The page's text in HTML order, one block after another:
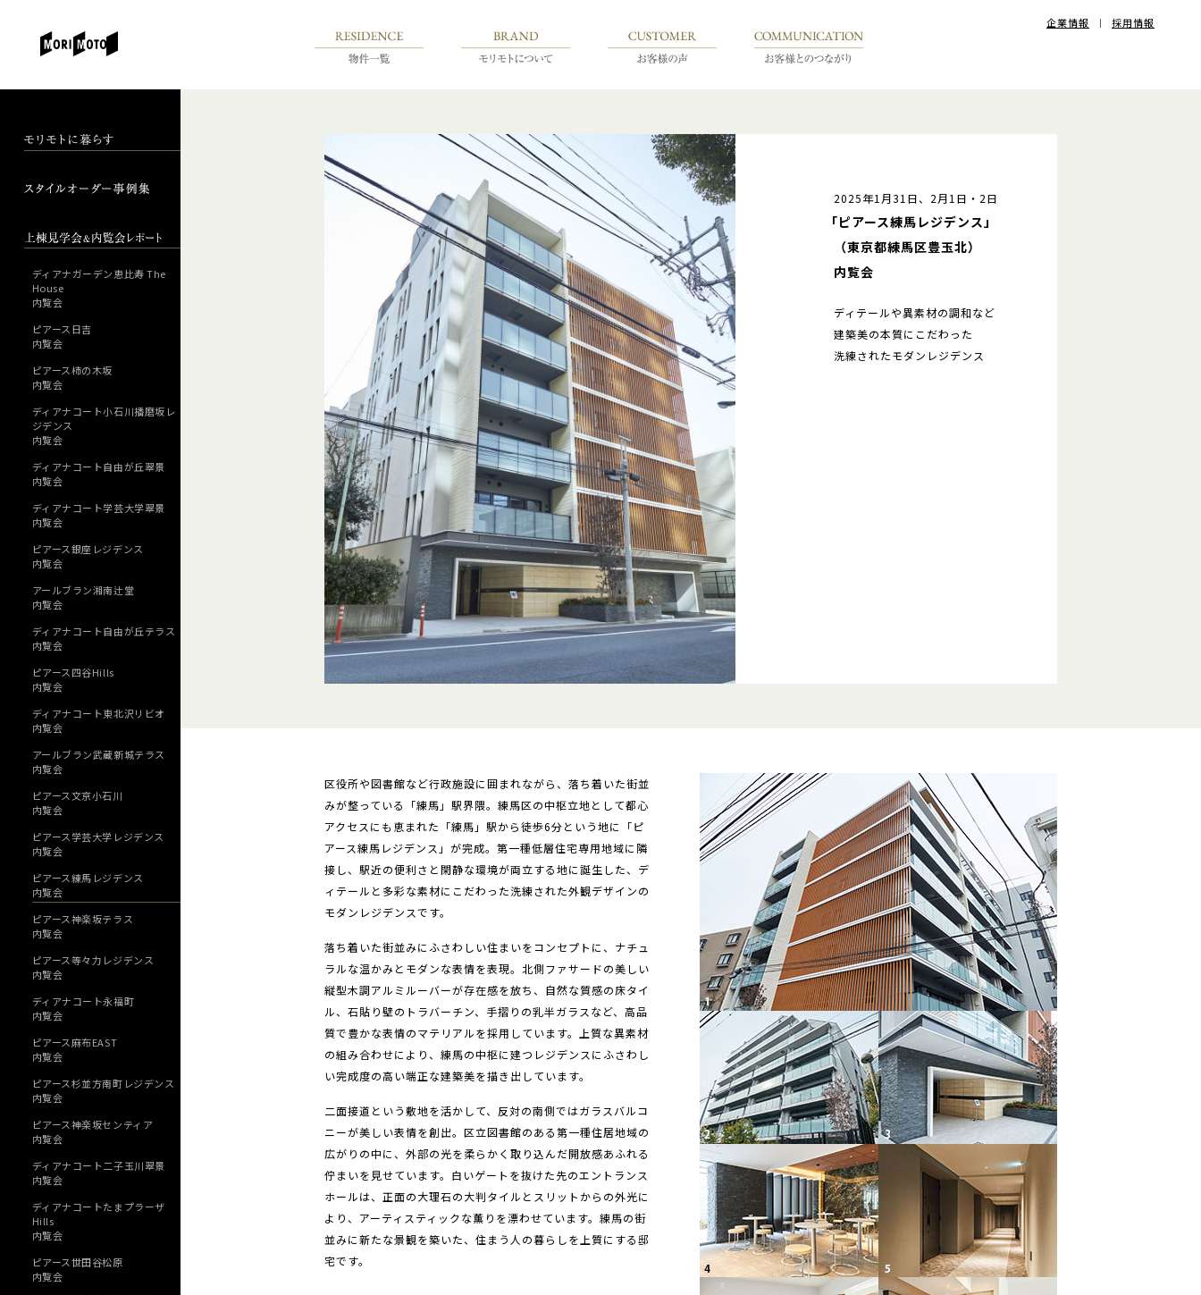
企業情報 採用情報
2025年1月31日、2月1日・2日
「ピアース練馬レジデンス」
（東京都練馬区豊玉北）
内覧会
ディテールや異素材の調和など
建築美の本質にこだわった
洗練されたモダンレジデンス
区役所や図書館など行政施設に囲まれながら、落ち着いた街並
みが整っている「練馬」駅界隈。練馬区の中枢立地として都心
アクセスにも恵まれた「練馬」駅から徒歩6分という地に「ピ
アース練馬レジデンス」が完成。第一種低層住宅専用地域に隣
接し、駅近の便利さと閑静な環境が両立する地に誕生した、デ
ィテールと多彩な素材にこだわった洗練された外観デザインの
モダンレジデンスです。
落ち着いた街並みにふさわしい住まいをコンセプトに、ナチュ
ラルな温かみとモダンな表情を表現。北側ファサードの美しい
縦型木調アルミルーバーが存在感を放ち、自然な質感の床タイ
ル、石貼り壁のトラバーチン、手摺りの乳半ガラスなど、高品
質で豊かな表情のマテリアルを採用しています。上質な異素材
の組み合わせにより、練馬の中枢に建つレジデンスにふさわし
い完成度の高い端正な建築美を描き出しています。
二面接道という敷地を活かして、反対の南側ではガラスバルコ
ニーが美しい表情を創出。区立図書館のある第一種住居地域の
広がりの中に、外部の光を柔らかく取り込んだ開放感あふれる
佇まいを見せています。白いゲートを抜けた先のエントランス
ホールは、正面の大理石の大判タイルとスリットからの外光に
より、アーティスティックな薫りを漂わせています。練馬の街
並みに新たな景観を築いた、住まう人の暮らしを上質にする邸
宅です。
ディアナガーデン恵比寿 The
House
内覧会
ピアース日吉
内覧会
ピアース柿の木坂
内覧会
ディアナコート小石川播磨坂レ
ジデンス
内覧会
ディアナコート自由が丘翠景
内覧会
ディアナコート学芸大学翠景
内覧会
ピアース銀座レジデンス
内覧会
アールブラン湘南辻堂
内覧会
ディアナコート自由が丘テラス
内覧会
ピアース四谷Hills
内覧会
ディアナコート東北沢リビオ
内覧会
アールブラン武蔵新城テラス
内覧会
ピアース文京小石川
内覧会
ピアース学芸大学レジデンス
内覧会
ピアース練馬レジデンス
内覧会
ピアース神楽坂テラス
内覧会
ピアース等々力レジデンス
内覧会
ディアナコート永福町
内覧会
ピアース麻布EAST
内覧会
ピアース杉並方南町レジデンス
内覧会
ピアース神楽坂センティア
内覧会
ディアナコート二子玉川翠景
内覧会
ディアナコートたまプラーザ
Hills
内覧会
ピアース世田谷松原
内覧会